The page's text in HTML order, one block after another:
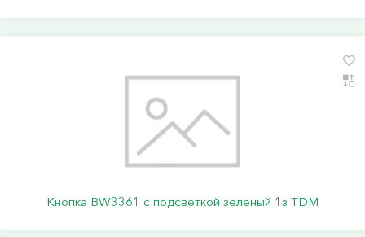
Кнопка BW3361 с подсветкой зеленый 1з TDM